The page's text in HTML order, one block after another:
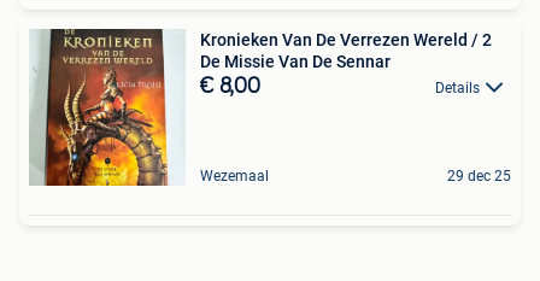
Kronieken Van De Verrezen Wereld / 2
De Missie Van De Sennar
€ 8,00 Details
Wezemaal 29 dec 25